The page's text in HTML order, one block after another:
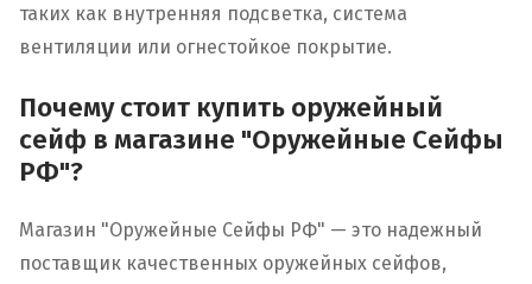
таких как внутренняя подсветка, система
вентиляции или огнестойкое покрытие.
Почему стоит купить оружейный
сейф в магазине "Оружейные Сейфы
РФ"?
Магазин "Оружейные Сейфы РФ" — это надежный
поставщик качественных оружейных сейфов,